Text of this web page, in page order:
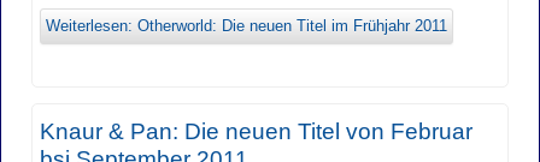
Weiterlesen: Otherworld: Die neuen Titel im Frühjahr 2011
Knaur & Pan: Die neuen Titel von Februar